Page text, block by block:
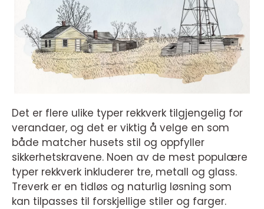
Det er flere ulike typer rekkverk tilgjengelig for
verandaer, og det er viktig å velge en som
både matcher husets stil og oppfyller
sikkerhetskravene. Noen av de mest populære
typer rekkverk inkluderer tre, metall og glass.
Treverk er en tidløs og naturlig løsning som
kan tilpasses til forskjellige stiler og farger.